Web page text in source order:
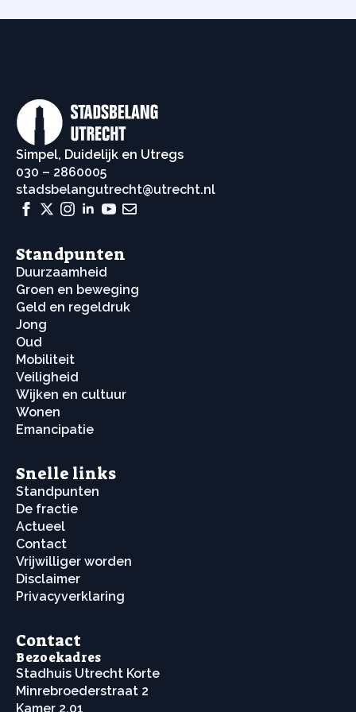
Simpel, Duidelijk en Utregs
030 – 2860005
stadsbelangutrecht@utrecht.nl
Standpunten
Duurzaamheid
Groen en beweging
Geld en regeldruk
Jong
Oud
Mobiliteit
Veiligheid
Wijken en cultuur
Wonen
Emancipatie
Snelle links
Standpunten
De fractie
Actueel
Contact
Vrijwilliger worden
Disclaimer
Privacyverklaring
Contact
Bezoekadres
Stadhuis Utrecht Korte
Minrebroederstraat 2
Kamer 2.01